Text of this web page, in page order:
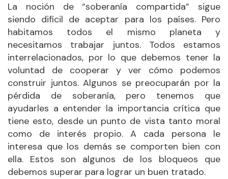
La noción de “soberanía compartida” sigue
siendo difícil de aceptar para los países. Pero
habitamos todos el mismo planeta y
necesitamos trabajar juntos. Todos estamos
interrelacionados, por lo que debemos tener la
voluntad de cooperar y ver cómo podemos
construir juntos. Algunos se preocuparán por la
pérdida de soberanía, pero tenemos que
ayudarles a entender la importancia crítica que
tiene esto, desde un punto de vista tanto moral
como de interés propio. A cada persona le
interesa que los demás se comporten bien con
ella. Estos son algunos de los bloqueos que
debemos superar para lograr un buen tratado.